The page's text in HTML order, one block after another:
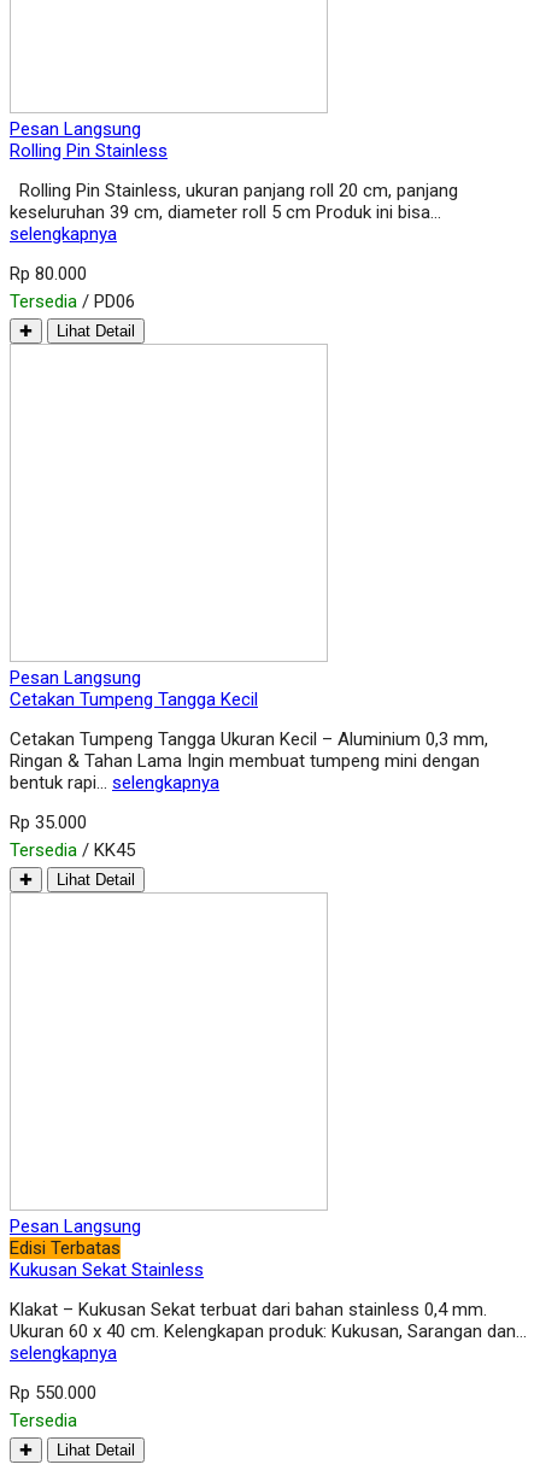
Pesan Langsung
Rolling Pin Stainless
Rolling Pin Stainless, ukuran panjang roll 20 cm, panjang
keseluruhan 39 cm, diameter roll 5 cm Produk ini bisa…
selengkapnya
Rp 80.000
Tersedia / PD06
✚ Lihat Detail
Pesan Langsung
Cetakan Tumpeng Tangga Kecil
Cetakan Tumpeng Tangga Ukuran Kecil – Aluminium 0,3 mm,
Ringan & Tahan Lama Ingin membuat tumpeng mini dengan
bentuk rapi… selengkapnya
Rp 35.000
Tersedia / KK45
✚ Lihat Detail
Pesan Langsung
Edisi Terbatas
Kukusan Sekat Stainless
Klakat – Kukusan Sekat terbuat dari bahan stainless 0,4 mm.
Ukuran 60 x 40 cm. Kelengkapan produk: Kukusan, Sarangan dan…
selengkapnya
Rp 550.000
Tersedia
✚ Lihat Detail